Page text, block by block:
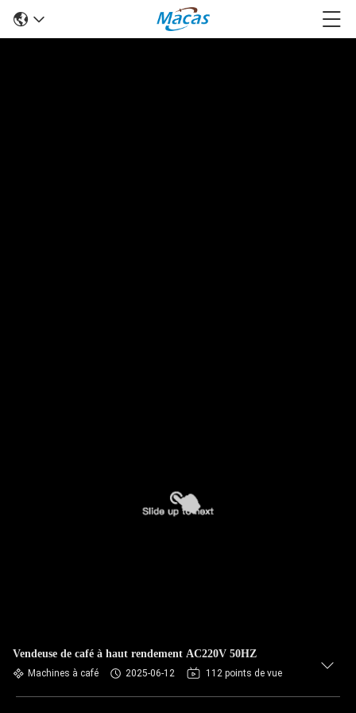
Vendeuse de café à haut rendement AC220V 50HZ
Machines à café 2025-06-12 112 points de vue